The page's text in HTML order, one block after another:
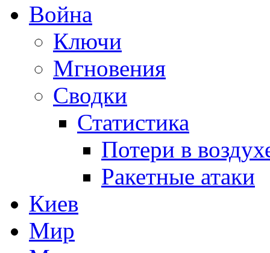
Война
Ключи
Мгновения
Сводки
Статистика
Потери в
Ракетные атаки
Киев
Мир